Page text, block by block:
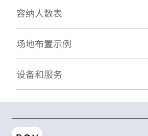
容纳人数表
场地布置示例
设备和服务